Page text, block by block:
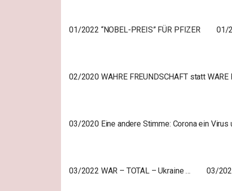
01/2022 “NOBEL-PREIS” FÜR PFIZER 01/
02/2020 WAHRE FREUNDSCHAFT statt WARE
03/2020 Eine andere Stimme: Corona ein Virus
03/2022 WAR – TOTAL – Ukraine … 03/